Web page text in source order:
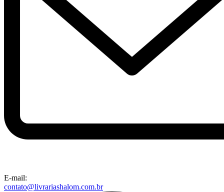
E-mail:
contato@livrariashalom.com.br